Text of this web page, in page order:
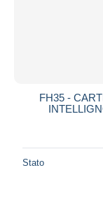
FH35 -
Stato